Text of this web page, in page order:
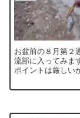
お盆前の８月第２
流部に入ってみま
ポイントは厳しい